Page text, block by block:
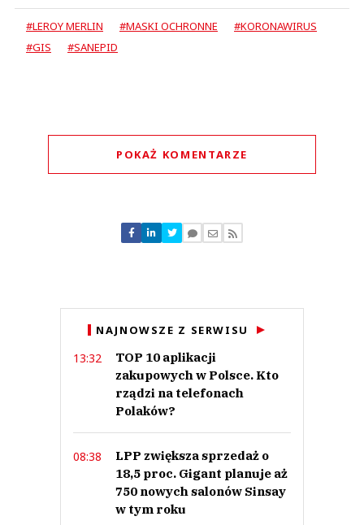
#LEROY MERLIN #MASKI OCHRONNE
#KORONAWIRUS
#GIS
#SANEPID
POKAŻ KOMENTARZE
This comment was minimized by the moderator on the site
Zdjęła majtki z tyłka i założyła je na twarz, tak to mam rozumieć?
Ja
Odpowiedz
NAJNOWSZE Z SERWISU
13:32
TOP 10 aplikacji
zakupowych w Polsce. Kto
rządzi na telefonach
Polaków?
08:38
LPP zwiększa sprzedaż o
18,5 proc. Gigant planuje aż
750 nowych salonów Sinsay
w tym roku